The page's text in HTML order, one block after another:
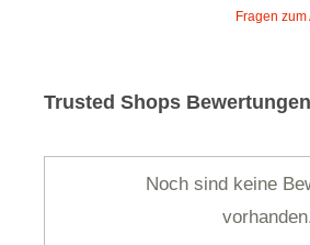
Fragen zum
Trusted Shops Bewertungen
Noch sind keine